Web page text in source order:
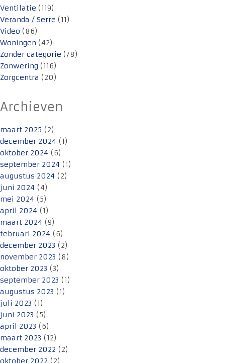
Ventilatie (119)
Veranda / Serre (11)
Video (86)
Woningen (42)
Zonder categorie (78)
Zonwering (116)
Zorgcentra (20)
Archieven
maart 2025 (2)
december 2024 (1)
oktober 2024 (6)
september 2024 (1)
augustus 2024 (2)
juni 2024 (4)
mei 2024 (5)
april 2024 (1)
maart 2024 (9)
februari 2024 (6)
december 2023 (2)
november 2023 (8)
oktober 2023 (3)
september 2023 (1)
augustus 2023 (1)
juli 2023 (1)
juni 2023 (5)
april 2023 (6)
maart 2023 (12)
december 2022 (2)
oktober 2022 (2)